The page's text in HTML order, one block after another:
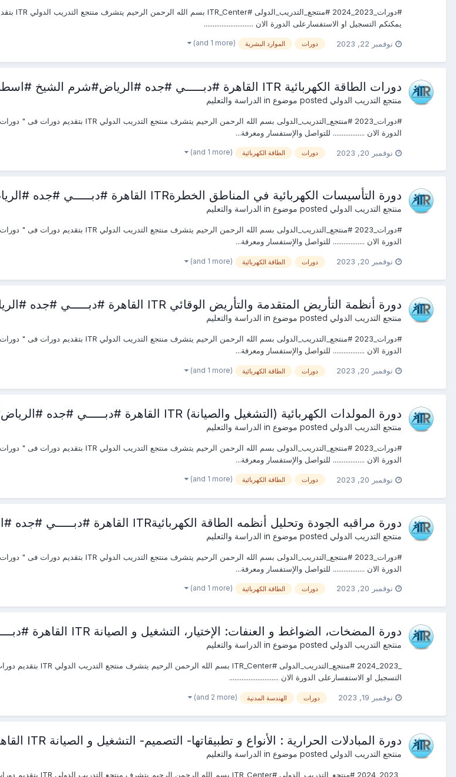
يمكنكم التسجيل او الاستفسارعلى الدورة الان ............................
نوفمبر 22, 2023 دورات الموارد البشرية (and 1 more)
دورات الطاقة الكهربائية ITR القاهرة #دبـــــي #جده #الرياض#شرم الشيخ #اسطنبول #
منتجع التدريب الدولي الدراسة والتعليم
الدورة الان .................. للتواصل والإستفسار ومعرفة...
نوفمبر 20, 2023 دورات الطاقة الكهربائية (and 1 more)
دورة التأسيسات الكهربائية في المناطق الخطرةITR القاهرة #دبـــــي #جده #الرياض#شرم الشيخ #اسطنبول #
منتجع التدريب الدولي الدراسة والتعليم
الدورة الان .................. للتواصل والإستفسار ومعرفة...
نوفمبر 20, 2023 دورات الطاقة الكهربائية (and 1 more)
دورة أنظمة التأريض المتقدمة والتأريض الوقائي ITR القاهرة #دبـــــي #جده #الرياض#شرم الشيخ #اسطنبول #
منتجع التدريب الدولي الدراسة والتعليم
الدورة الان .................. للتواصل والإستفسار ومعرفة...
نوفمبر 20, 2023 دورات الطاقة الكهربائية (and 1 more)
دورة المولدات الكهربائية (التشغيل والصيانة) ITR القاهرة #دبـــــي #جده #الرياض#شرم الشيخ #اسطنبول #
منتجع التدريب الدولي الدراسة والتعليم
الدورة الان .................. للتواصل والإستفسار ومعرفة...
نوفمبر 20, 2023 دورات الطاقة الكهربائية (and 1 more)
دورة مراقبه الجودة وتحليل أنظمه الطاقة الكهربائيةITR القاهرة #دبـــــي #جده #الرياض#شرم الشيخ #اسطنبول #
منتجع التدريب الدولي الدراسة والتعليم
الدورة الان .................. للتواصل والإستفسار ومعرفة...
نوفمبر 20, 2023 دورات الطاقة الكهربائية (and 1 more)
دورة المضخات، الضواغط و العنفات: الإختيار، التشغيل و الصيانة ITR القاهرة #دبـــــي #جده #الرياض#شرم الشيخ #اسطنبول #
منتجع التدريب الدولي الدراسة والتعليم
التسجيل او الاستفسارعلى الدورة الان ............................
نوفمبر 19, 2023 دورات الهندسة المدنية (and 2 more)
دورة المبادلات الحرارية : الأنواع و تطبيقاتها- التصميم- التشغيل و الصيانة ITR القاهرة #دبـــــي #جده #الرياض#شرم الشيخ #اسطنبول #
منتجع التدريب الدولي الدراسة والتعليم